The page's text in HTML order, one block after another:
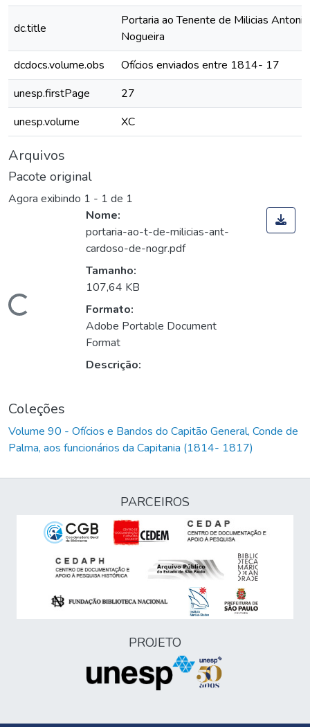
dc.title
Portaria ao Tenente de Milicias
Nogueira
dcdocs.volume.obs
Ofícios enviados entre 1814- 17
unesp.firstPage
27
unesp.volume
XC
Arquivos
Pacote original
Agora exibindo 1 - 1 de 1
Carregando...
Nome:
portaria-ao-t-de-milicias-ant-
cardoso-de-nogr.pdf
Tamanho:
107,64 KB
Formato:
Adobe Portable Document
Format
Descrição:
Coleções
Volume 90 - Ofícios e Bandos do Capitão General, Conde de
Palma, aos funcionários da Capitania (1814- 1817)
PARCEIROS
PROJETO